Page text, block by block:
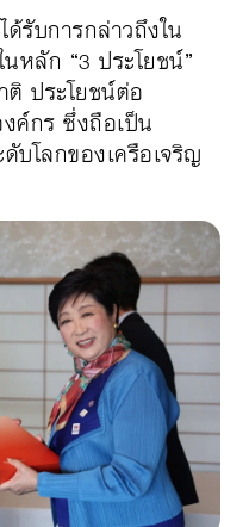
รับการกล่าวถึงใน
หลัก “3 ประโยชน์”
ติ ประโยชน์ต่อ
ค์กร ซึ่งถือเป็น
โลกของเครือเจริญ